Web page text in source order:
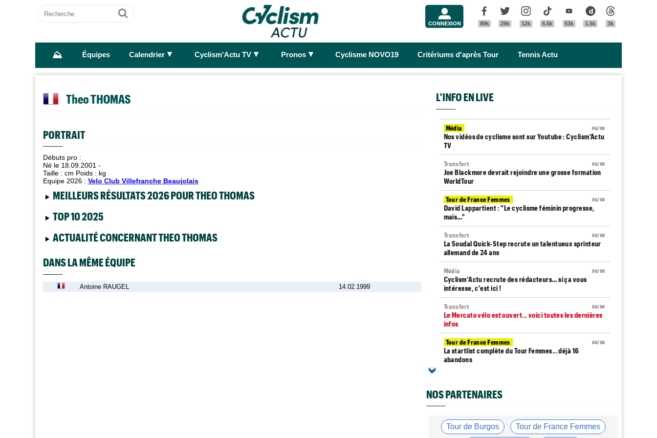
Recherche
Ok CONNEXION
Facebook
89k
Twitter
29k
Instagram
12k
Tik Tok
6.5k
Youtube
53k
Dailymotion
1.5k 3k
⛰ Équipes Calendrier ► Cyclism'Actu TV ► Pronos ► Cyclisme NOVO19 Critériums d'après Tour Tennis Actu
Theo THOMAS
PORTRAIT
Débuts pro :
Né le 18.09.2001 -
Taille : cm Poids : kg
Equipe 2026 : Velo Club Villefranche Beaujolais
MEILLEURS RÉSULTATS 2026 POUR THEO THOMAS
TOP 10 2025
ACTUALITÉ CONCERNANT THEO THOMAS
DANS LA MÊME ÉQUIPE
Antoine RAUGEL 14.02.1999
L'INFO EN LIVE
06/08
Média
Nos vidéos de cyclisme sont sur Youtube : Cyclism'Actu
TV
06/08
Transfert
Joe Blackmore devrait rejoindre une grosse formation
WorldTour
06/08
Tour de France Femmes
David Lappartient : "Le cyclisme féminin progresse,
mais…"
06/08
Transfert
La Soudal Quick-Step recrute un talentueux sprinteur
allemand de 24 ans
06/08
Média
Cyclism’Actu recrute des rédacteurs… si ça vous
intéresse, c'est ici !
06/08
Transfert
Le Mercato vélo est ouvert... voici toutes les dernières
infos
06/08
Tour de France Femmes
La startlist complète du Tour Femmes... déjà 16
abandons
profil…
La surprise Francisco Campos remporte la 1ère étape
NOS PARTENAIRES
Tour de Burgos Tour de France Femmes